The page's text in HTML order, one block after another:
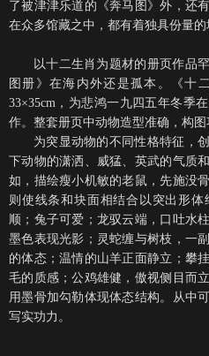
了被津津乐道的《奔马图》外，还
在众多馆藏之中，都有着独具份量的
以十二生肖为题材的册页作品
图册》在海内外还是孤本。《十
33×35cm，为悲鸿一九四五年冬季
作。整套册页中动物造型准确，构图
为突显动物的不同性格特征，
下动物的潇洒、威猛、英武的气质
如，描绘瘦小机敏的老鼠，先施没
则使线条和块面相结合以突出形
顺；兔子可爱；龙驭云端，口吐水
墨色表现光影；灵蛇缠与树枝，一
的体态；温情的山羊正面静立；攀
毛的质感；公鸡雄健，傲视侧目而
用墨骨加勾勒体现体态结构。从中
写实功力。